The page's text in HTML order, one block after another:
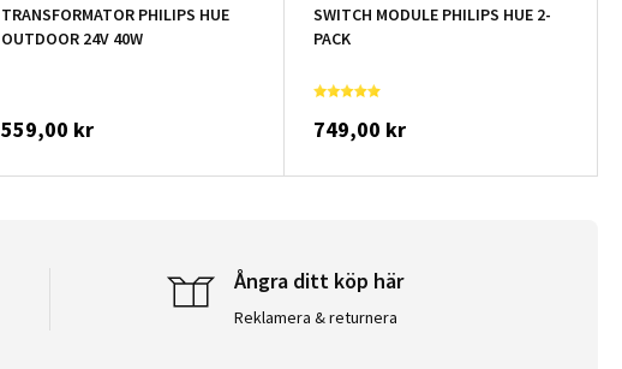
TRANSFORMATOR PHILIPS HUE
OUTDOOR 24V 40W
559,00 kr
SWITCH MODULE PHILIPS HUE 2-
PACK
749,00 kr
Ångra ditt köp här
Reklamera & returnera